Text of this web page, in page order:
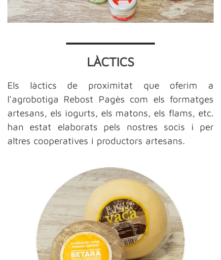
LÀCTICS
Els làctics de proximitat que oferim a
l'agrobotiga Rebost Pagès com els formatges
artesans, els iogurts, els matons, els flams, etc.
han estat elaborats pels nostres socis i per
altres cooperatives i productors artesans.